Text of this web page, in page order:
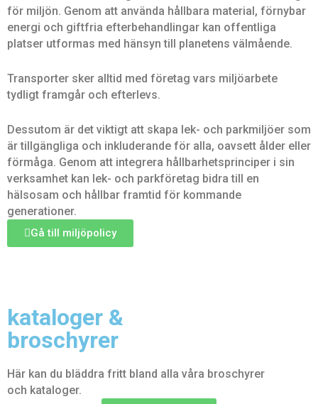
för miljön. Genom att använda hållbara material, förnybar
energi och giftfria efterbehandlingar kan offentliga
platser utformas med hänsyn till planetens välmående.
Transporter sker alltid med företag vars miljöarbete
tydligt framgår och efterlevs.
Dessutom är det viktigt att skapa lek- och parkmiljöer som
är tillgängliga och inkluderande för alla, oavsett ålder eller
förmåga. Genom att integrera hållbarhetsprinciper i sin
verksamhet kan lek- och parkföretag bidra till en
hälsosam och hållbar framtid för kommande
generationer.
Gå till miljöpolicy
kataloger &
broschyrer
Här kan du bläddra fritt bland alla våra broschyrer
och kataloger.